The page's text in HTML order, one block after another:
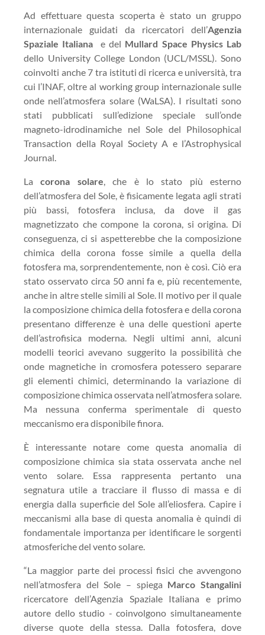
Ad effettuare questa scoperta è stato un gruppo
internazionale guidati da ricercatori dell’Agenzia
Spaziale Italiana
e del Mullard Space Physics Lab
dello University College London (UCL/MSSL). Sono
coinvolti anche 7 tra istituti di ricerca e università, tra
cui l’INAF, oltre al working group internazionale sulle
onde nell’atmosfera solare (WaLSA). I risultati sono
stati pubblicati sull’edizione speciale sull’onde
magneto-idrodinamiche nel Sole del Philosophical
Transaction della Royal Society A e l’Astrophysical
Journal.
Lacorona solare, che è lo stato più esterno
dell’atmosfera del Sole, è fisicamente legata agli strati
più bassi, fotosfera inclusa, da dove il gas
magnetizzato che compone la corona, si origina. Di
conseguenza, ci si aspetterebbe che la composizione
chimica della corona fosse simile a quella della
fotosfera ma, sorprendentemente, non è così. Ciò era
stato osservato circa 50 anni fa e, più recentemente,
anche in altre stelle simili al Sole. Il motivo per il quale
la composizione chimica della fotosfera e della corona
presentano differenze è una delle questioni aperte
dell’astrofisica moderna. Negli ultimi anni, alcuni
modelli teorici avevano suggerito la possibilità che
onde magnetiche in cromosfera potessero separare
gli elementi chimici, determinando la variazione di
composizione chimica osservata nell’atmosfera solare.
Ma nessuna conferma sperimentale di questo
meccanismo era disponibile finora.
È interessante notare come questa anomalia di
composizione chimica sia stata osservata anche nel
vento solare. Essa rappresenta pertanto una
segnatura utile a tracciare il flusso di massa e di
energia dalla superficie del Sole all’eliosfera. Capire i
meccanismi alla base di questa anomalia è quindi di
fondamentale importanza per identificare le sorgenti
atmosferiche del vento solare.
“La maggior parte dei processi fisici che avvengono
nell’atmosfera del Sole – spiega Marco Stangalini
ricercatore dell’Agenzia Spaziale Italiana e primo
autore dello studio - coinvolgono simultaneamente
diverse quote della stessa. Dalla fotosfera, dove